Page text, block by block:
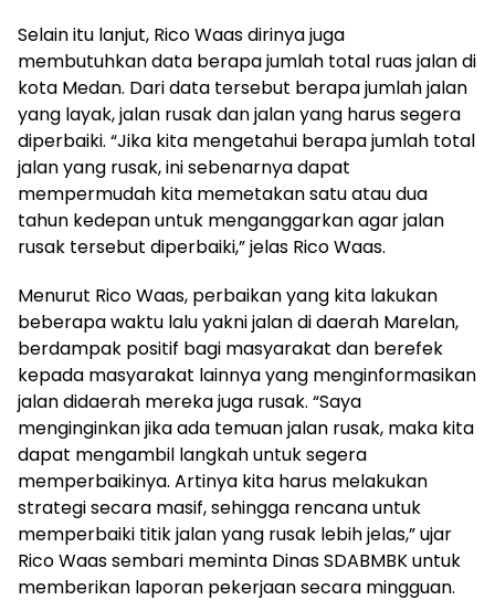
Selain itu lanjut, Rico Waas dirinya juga
membutuhkan data berapa jumlah total ruas jalan di
kota Medan. Dari data tersebut berapa jumlah jalan
yang layak, jalan rusak dan jalan yang harus segera
diperbaiki. “Jika kita mengetahui berapa jumlah total
jalan yang rusak, ini sebenarnya dapat
mempermudah kita memetakan satu atau dua
tahun kedepan untuk menganggarkan agar jalan
rusak tersebut diperbaiki,” jelas Rico Waas.
Menurut Rico Waas, perbaikan yang kita lakukan
beberapa waktu lalu yakni jalan di daerah Marelan,
berdampak positif bagi masyarakat dan berefek
kepada masyarakat lainnya yang menginformasikan
jalan didaerah mereka juga rusak. “Saya
menginginkan jika ada temuan jalan rusak, maka kita
dapat mengambil langkah untuk segera
memperbaikinya. Artinya kita harus melakukan
strategi secara masif, sehingga rencana untuk
memperbaiki titik jalan yang rusak lebih jelas,” ujar
Rico Waas sembari meminta Dinas SDABMBK untuk
memberikan laporan pekerjaan secara mingguan.